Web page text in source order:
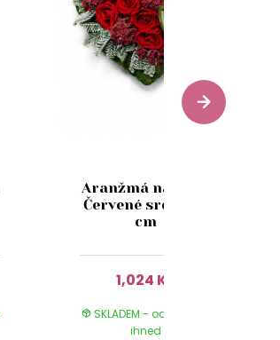
Aranžmá na hrob
Červené srdce 50
cm
1,024 Kč
SKLADEM - odesílame
ihned